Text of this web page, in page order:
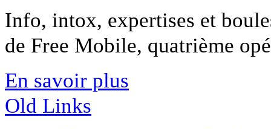
Info, intox, expertises et
de Free Mobile, quatrième
En savoir plus
Old Links